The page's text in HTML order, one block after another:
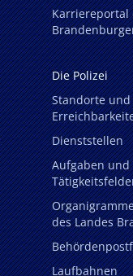
Karriereportal der
Die Polizei
Standorte und
Dienststellen
Aufgaben und
des Landes
Laufbahnen